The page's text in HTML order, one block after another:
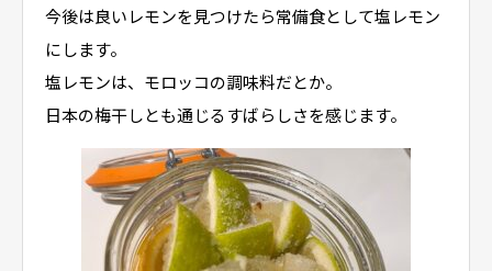
今後は良いレモンを見つけたら常備食として塩レモン
にします。
塩レモンは、モロッコの調味料だとか。
日本の梅干しとも通じるすばらしさを感じます。